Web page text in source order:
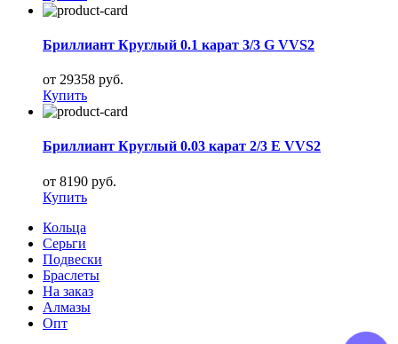
Бриллиант Круглый 0.1 карат 3/3 G VVS2
от 29358 руб.
Купить
Бриллиант Круглый 0.03 карат 2/3 E VVS2
от 8190 руб.
Купить
Кольца
Серьги
Подвески
Браслеты
На заказ
Алмазы
Опт